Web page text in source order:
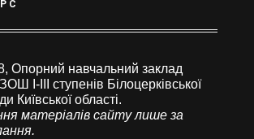
Опорний навчальний заклад
І-ІІІ ступенів Білоцерківської
Київської області.
матеріалів сайту лише за